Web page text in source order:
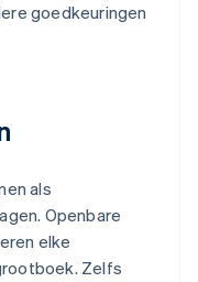
goedkeuringen
als
Openbare
elke
Zelfs